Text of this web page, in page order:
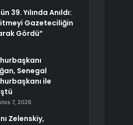
39. Yılında Anıldı:
Gazeteciliğin
Gördü”
Senegal
ile
7, 2026
Zelenskiy,